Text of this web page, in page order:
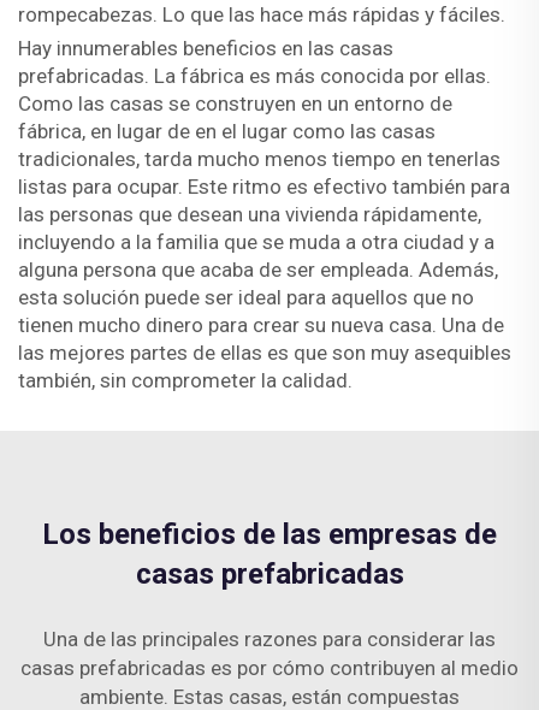
rompecabezas. Lo que las hace más rápidas y fáciles.
Hay innumerables beneficios en las casas
prefabricadas. La fábrica es más conocida por ellas.
Como las casas se construyen en un entorno de
fábrica, en lugar de en el lugar como las casas
tradicionales, tarda mucho menos tiempo en tenerlas
listas para ocupar. Este ritmo es efectivo también para
las personas que desean una vivienda rápidamente,
incluyendo a la familia que se muda a otra ciudad y a
alguna persona que acaba de ser empleada. Además,
esta solución puede ser ideal para aquellos que no
tienen mucho dinero para crear su nueva casa. Una de
las mejores partes de ellas es que son muy asequibles
también, sin comprometer la calidad.
Los beneficios de las empresas de
casas prefabricadas
Una de las principales razones para considerar las
casas prefabricadas es por cómo contribuyen al medio
ambiente. Estas casas, están compuestas